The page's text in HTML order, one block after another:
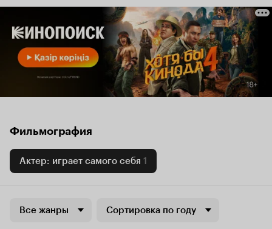
Фильмография
Актер: играет самого себя 1
Все жанры Сортировка по году